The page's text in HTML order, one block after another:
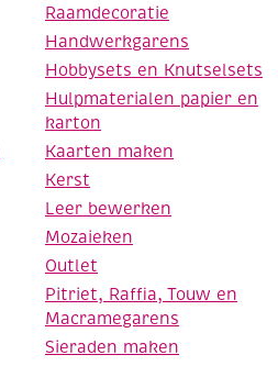
Raamdecoratie
Handwerkgarens
Hobbysets en Knutselsets
Hulpmaterialen papier en
karton
Kaarten maken
Kerst
Leer bewerken
Mozaieken
Outlet
Pitriet, Raffia, Touw en
Macramegarens
Sieraden maken